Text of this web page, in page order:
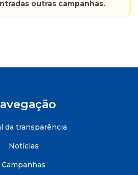
outras campanhas.
da transparência
Notícias
Campanhas